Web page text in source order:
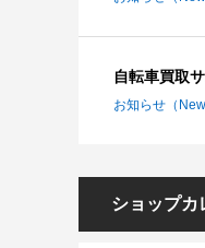
自転車買取
お知らせ（
ショップカ